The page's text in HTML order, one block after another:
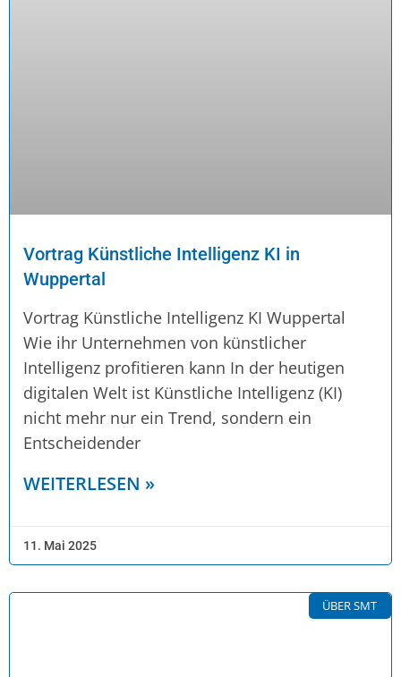
Vortrag Künstliche Intelligenz KI in
Wuppertal
Vortrag Künstliche Intelligenz KI Wuppertal
Wie ihr Unternehmen von künstlicher
Intelligenz profitieren kann In der heutigen
digitalen Welt ist Künstliche Intelligenz (KI)
nicht mehr nur ein Trend, sondern ein
Entscheidender
WEITERLESEN »
11. Mai 2025
ÜBER SMT